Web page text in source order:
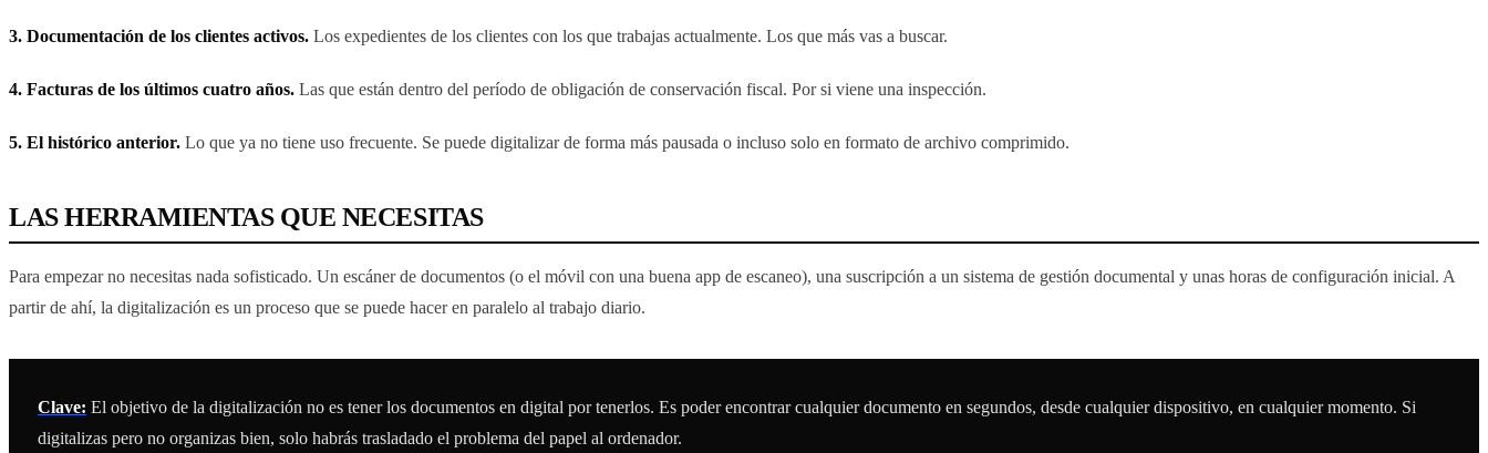
3. Documentación de los clientes activos. Los expedientes de los clientes con los que trabajas actualmente. Los que más vas a buscar.
4. Facturas de los últimos cuatro años. Las que están dentro del período de obligación de conservación fiscal. Por si viene una inspección.
5. El histórico anterior. Lo que ya no tiene uso frecuente. Se puede digitalizar de forma más pausada o incluso solo en formato de archivo comprimido.
LAS HERRAMIENTAS QUE NECESITAS
Para empezar no necesitas nada sofisticado. Un escáner de documentos (o el móvil con una buena app de escaneo), una suscripción a un sistema de gestión documental y unas horas de configuración inicial. A
partir de ahí, la digitalización es un proceso que se puede hacer en paralelo al trabajo diario.
Clave: El objetivo de la digitalización no es tener los documentos en digital por tenerlos. Es poder encontrar cualquier documento en segundos, desde cualquier dispositivo, en cualquier momento. Si
digitalizas pero no organizas bien, solo habrás trasladado el problema del papel al ordenador.